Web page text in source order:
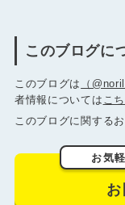
このブログに
このブログは （
者情報については こ
このブログに関する
お気